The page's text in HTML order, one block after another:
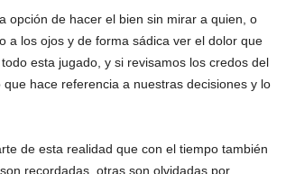
opción de hacer el bien sin mirar a quien, o
a los ojos y de forma sádica ver el dolor que
esta jugado, y si revisamos los credos del
hace referencia a nuestras decisiones y lo
de esta realidad que con el tiempo también
recordadas, otras son olvidadas por